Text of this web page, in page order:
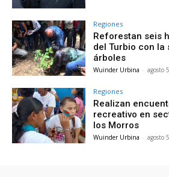
Regiones
Reforestan seis
del Turbio con la
árboles
Wuinder Urbina - agosto
Regiones
Realizan
recreativo en
los Morros
Wuinder Urbina - agosto